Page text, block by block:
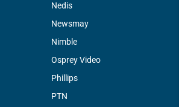
Nedis
Newsmay
Nimble
Osprey Video
Phillips
PTN